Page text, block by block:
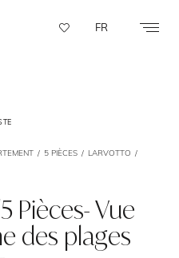
FR
5 PIÈCES LARVOTTO
Pièces- Vue
des plages